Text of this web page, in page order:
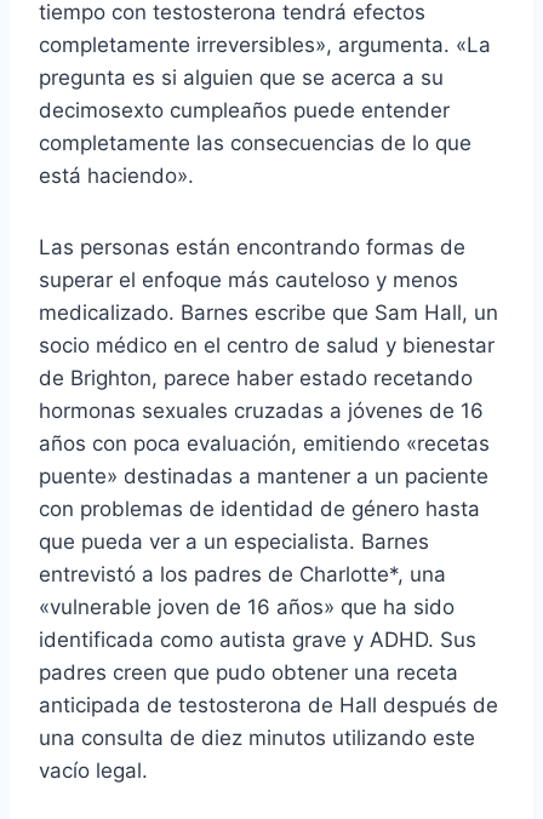
tiempo con testosterona tendrá efectos
completamente irreversibles», argumenta. «La
pregunta es si alguien que se acerca a su
decimosexto cumpleaños puede entender
completamente las consecuencias de lo que
está haciendo».
Las personas están encontrando formas de
superar el enfoque más cauteloso y menos
medicalizado. Barnes escribe que Sam Hall, un
socio médico en el centro de salud y bienestar
de Brighton, parece haber estado recetando
hormonas sexuales cruzadas a jóvenes de 16
años con poca evaluación, emitiendo «recetas
puente» destinadas a mantener a un paciente
con problemas de identidad de género hasta
que pueda ver a un especialista. Barnes
entrevistó a los padres de Charlotte*, una
«vulnerable joven de 16 años» que ha sido
identificada como autista grave y ADHD. Sus
padres creen que pudo obtener una receta
anticipada de testosterona de Hall después de
una consulta de diez minutos utilizando este
vacío legal.